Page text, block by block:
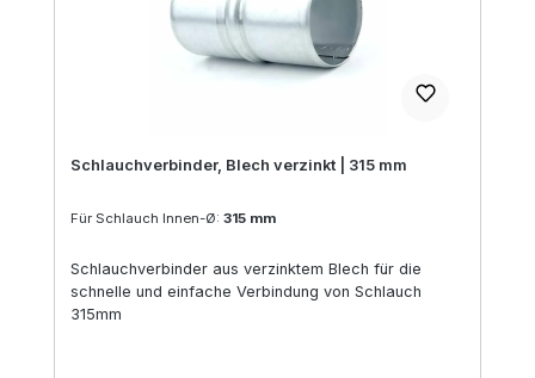
Schlauchverbinder, Blech verzinkt | 315 mm
Für Schlauch Innen-Ø: 315 mm
Schlauchverbinder aus verzinktem Blech für die
schnelle und einfache Verbindung von Schlauch
315mm